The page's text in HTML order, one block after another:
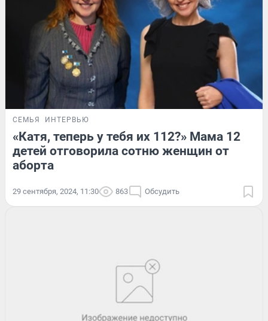
СЕМЬЯ ИНТЕРВЬЮ
«Катя, теперь у тебя их 112?» Мама 12
детей отговорила сотню женщин от
аборта
29 сентября, 2024, 11:30 863 Обсудить